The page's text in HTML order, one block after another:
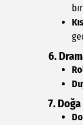
6.
7.